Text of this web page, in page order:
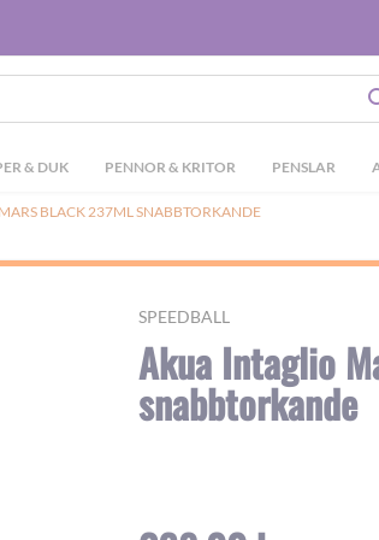
& DUK PENNOR & KRITOR PENSLAR
BLACK 237ML SNABBTORKANDE
SPEEDBALL
Akua Intaglio
snabbtorkande